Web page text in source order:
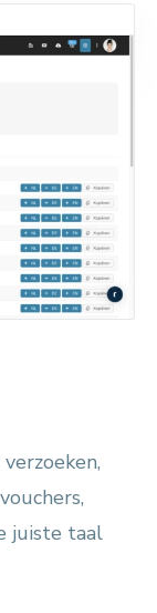
juiste taal